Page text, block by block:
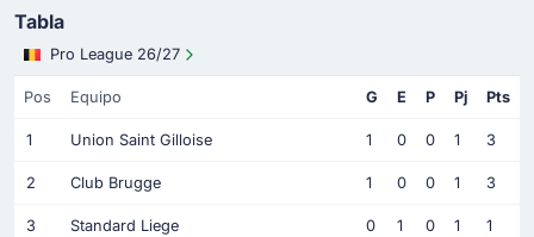
Tabla
Pro League 26/27
Pos Equipo G E P Pj Pts
1 Union Saint Gilloise 1 0 0 1 3
2 Club Brugge 1 0 0 1 3
3 Standard Liege 0 1 0 1 1